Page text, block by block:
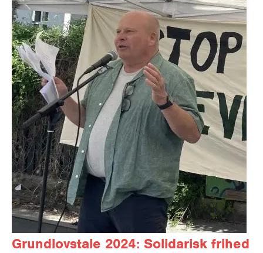
Grundlovstale 2024: Solidarisk frihed